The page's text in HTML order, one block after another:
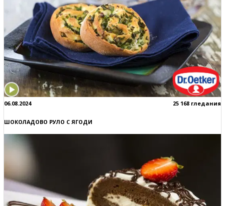
06.08.2024 25 168 гледания
ШОКОЛАДОВО РУЛО С ЯГОДИ